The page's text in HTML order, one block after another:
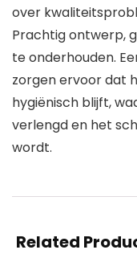
over
Prachtig ontwerp,
te onderhouden.
zorgen ervoor dat
hygiënisch blijft,
verlengd en het
wordt.
Related